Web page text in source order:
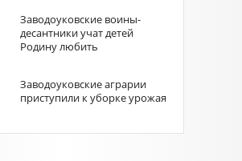
Заводоуковские воины-
десантники учат детей
Родину любить
Заводоуковские аграрии
приступили к уборке урожая